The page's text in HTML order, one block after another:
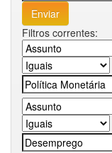
Filtros correntes: